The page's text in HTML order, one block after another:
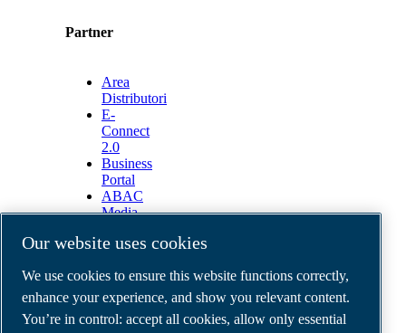
Partner
Area
Distributori
E-
Connect
2.0
Business
Portal
ABAC
Media
Legal & Privacy Notices
Order return form
Order claim form
Our website uses cookies
We use cookies to ensure this website functions correctly,
enhance your experience, and show you relevant content.
You’re in control: accept all cookies, allow only essential